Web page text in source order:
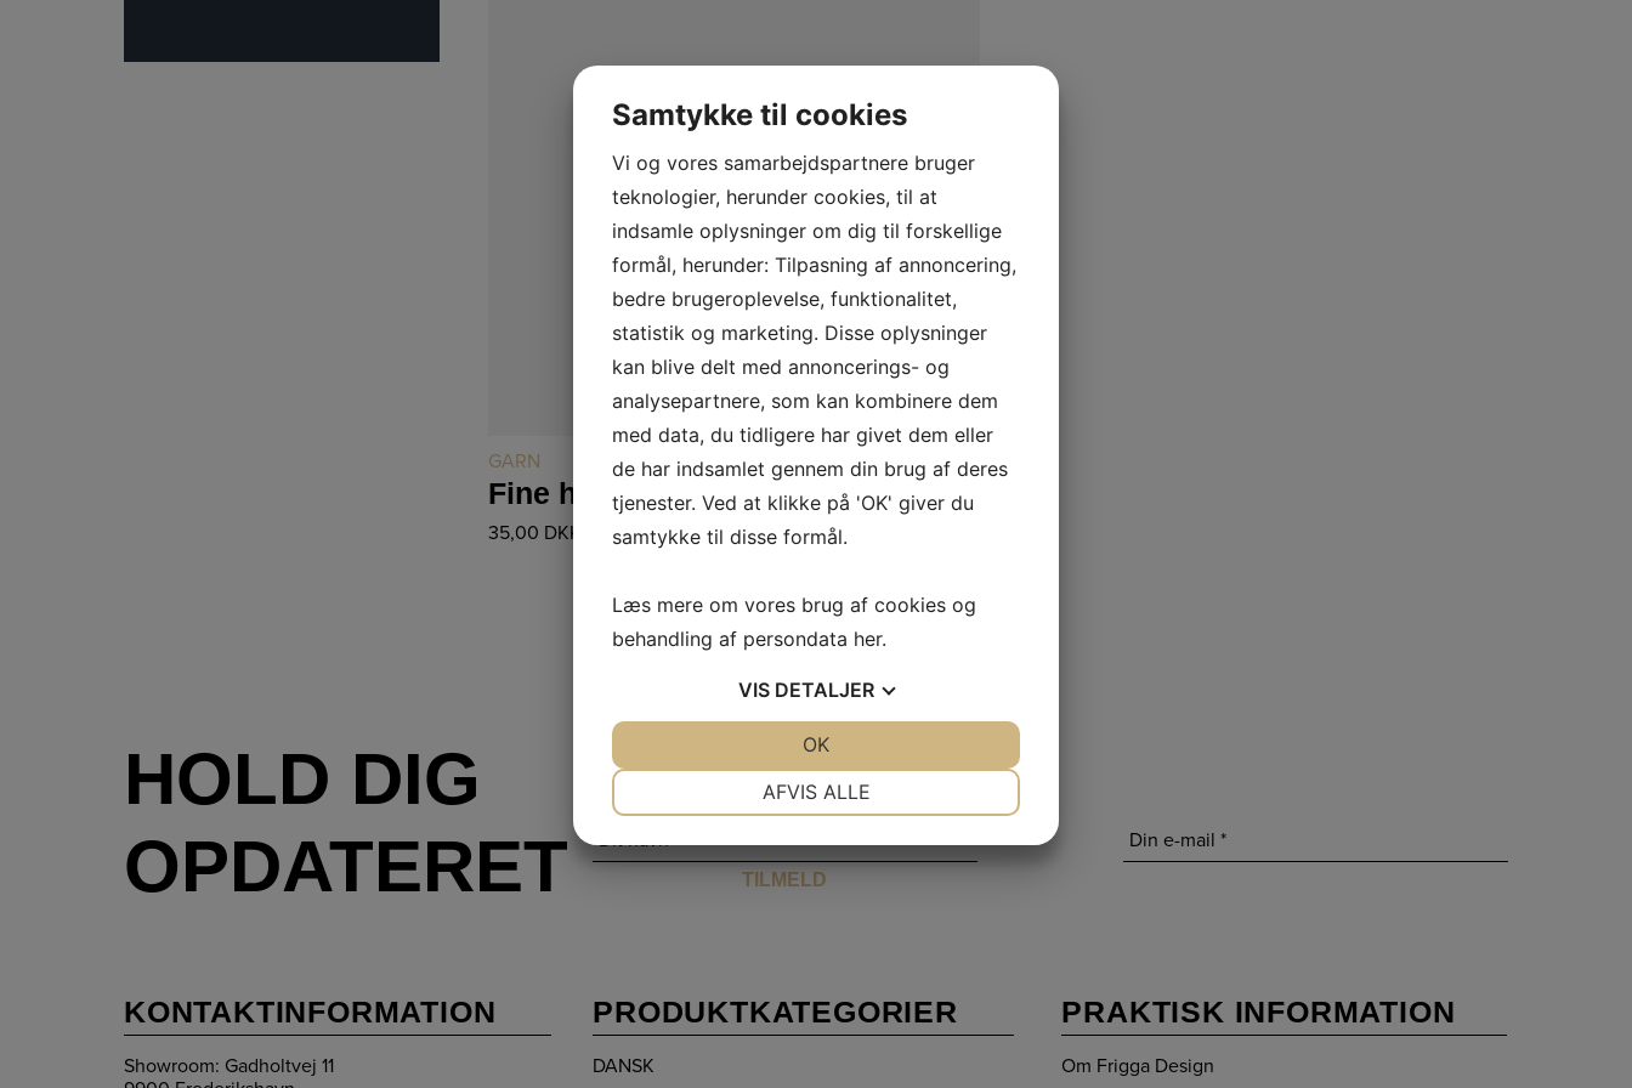
LÆS MERE
GARN
Fine highland uld
35,00 DKK
HOLD DIG
OPDATERET
KONTAKTINFORMATION
Showroom: Gadholtvej 11
PRODUKTKATEGORIER
DANSK
PRAKTISK INFORMATION
Om Frigga Design
Samtykke til cookies
Vi og vores samarbejdspartnere bruger
teknologier, herunder cookies, til at
indsamle oplysninger om dig til forskellige
formål, herunder: Tilpasning af annoncering,
bedre brugeroplevelse, funktionalitet,
statistik og marketing. Disse oplysninger
kan blive delt med annoncerings- og
analysepartnere, som kan kombinere dem
med data, du tidligere har givet dem eller
de har indsamlet gennem din brug af deres
tjenester. Ved at klikke på 'OK' giver du
samtykke til disse formål.
Læs mere om vores brug af cookies og
behandling af persondata her.
VIS DETALJER
MARKETING STATISTIK
AFVIS ALLE
OK